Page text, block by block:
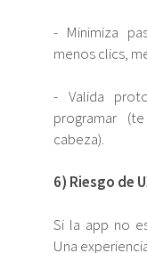
- Minimiza
menos clics,
- Valida
programar
cabeza).
6) Riesgo de
Si la app no
Una